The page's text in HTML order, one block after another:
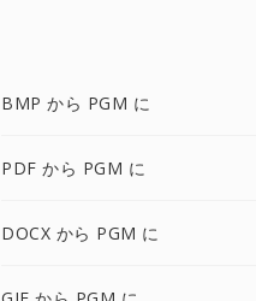
BMP から PGM に
PDF から PGM に
DOCX から PGM に